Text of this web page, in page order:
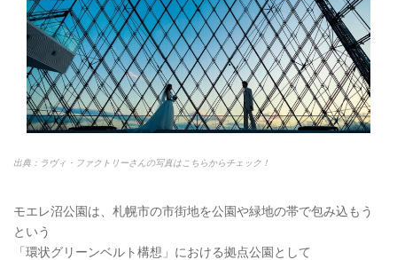
出典：ラヴィ・ファクトリーさんの写真はこちらからチェック！
モエレ沼公園は、札幌市の市街地を公園や緑地の帯で包み込もう
という
「環状グリーンベルト構想」における拠点公園として